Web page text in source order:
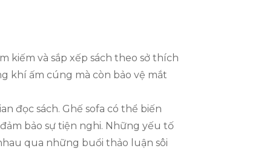
kiếm và sắp xếp sách theo sở thích
khí ấm cúng mà còn bảo vệ mắt
đọc sách. Ghế sofa có thể biến
bảo sự tiện nghi. Những yếu tố
qua những buổi thảo luận sôi